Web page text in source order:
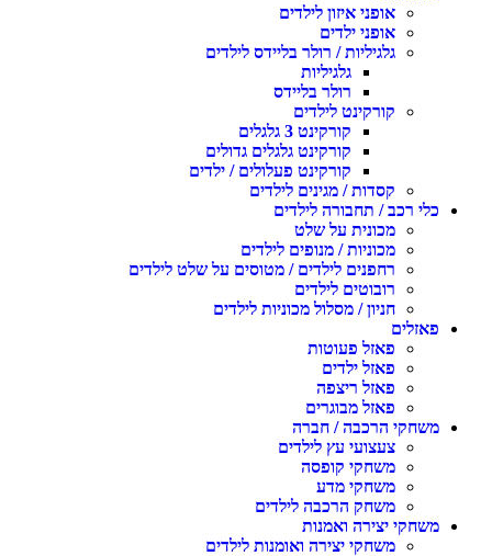
אופני איזון לילדים
אופני ילדים
גלגיליות / רולר בליידס לילדים
גלגיליות
רולר בליידס
קורקינט לילדים
קורקינט 3 גלגלים
קורקינט גלגלים גדולים
קורקינט פעלולים / ילדים
קסדות / מגינים לילדים
כלי רכב / תחבורה לילדים
מכונית על שלט
מכוניות / מנופים לילדים
רחפנים לילדים / מטוסים על שלט לילדים
רובוטים לילדים
חניון / מסלול מכוניות לילדים
פאזלים
פאזל פעוטות
פאזל ילדים
פאזל ריצפה
פאזל מבוגרים
משחקי הרכבה / חברה
צעצועי עץ לילדים
משחקי קופסה
משחקי מדע
משחק הרכבה לילדים
משחקי יצירה ואמנות
משחקי יצירה ואומנות לילדים